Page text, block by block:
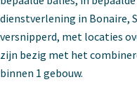
dienstverlening in Bonaire,
versnipperd, met locaties
zijn bezig met het
binnen 1 gebouw.